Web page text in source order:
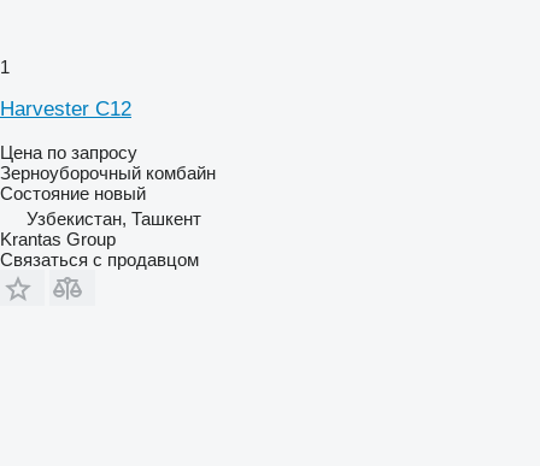
1
Harvester C12
Цена по запросу
Зерноуборочный комбайн
Состояние новый
Узбекистан, Ташкент
Krantas Group
Связаться с продавцом